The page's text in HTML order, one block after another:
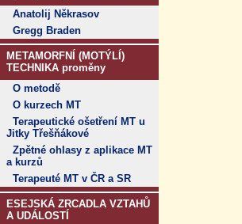
Anatolij Někrasov
Gregg Braden
METAMORFNÍ (MOTÝLÍ)
TECHNIKA proměny
O metodě
O kurzech MT
Terapeutické ošetření MT u
Jitky Třešňákové
Zpětné ohlasy z aplikace MT
a kurzů
Terapeuté MT v ČR a SR
ESEJSKÁ ZRCADLA VZTAHŮ
A UDÁLOSTÍ